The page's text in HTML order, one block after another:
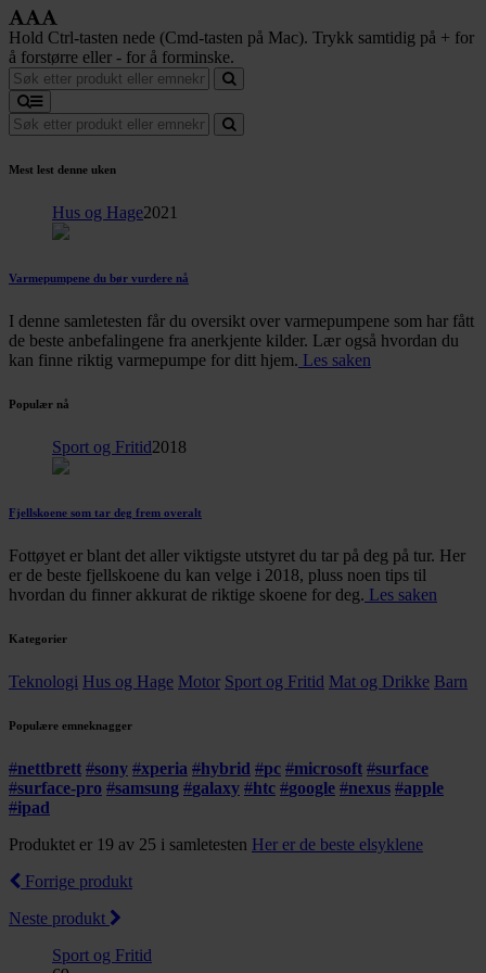
Hold Ctrl-tasten nede (Cmd-tasten på Mac). Trykk samtidig på + for
å forstørre eller - for å forminske.
Mest lest denne uken
Hus og Hage2021
Varmepumpene du bør vurdere nå
I denne samletesten får du oversikt over varmepumpene som har fått
de beste anbefalingene fra anerkjente kilder. Lær også hvordan du
kan finne riktig varmepumpe for ditt hjem. Les saken
Populær nå
Sport og Fritid2018
Fjellskoene som tar deg frem overalt
Fottøyet er blant det aller viktigste utstyret du tar på deg på tur. Her
er de beste fjellskoene du kan velge i 2018, pluss noen tips til
hvordan du finner akkurat de riktige skoene for deg. Les saken
Kategorier
Teknologi Hus og Hage Motor Sport og Fritid Mat og Drikke Barn
Populære emneknagger
#nettbrett #sony #xperia #hybrid #pc #microsoft #surface
#surface-pro #samsung #galaxy #htc #google #nexus #apple
#ipad
Produktet er 19 av 25 i samletesten Her er de beste elsyklene
Forrige produkt
Neste produkt
Sport og Fritid